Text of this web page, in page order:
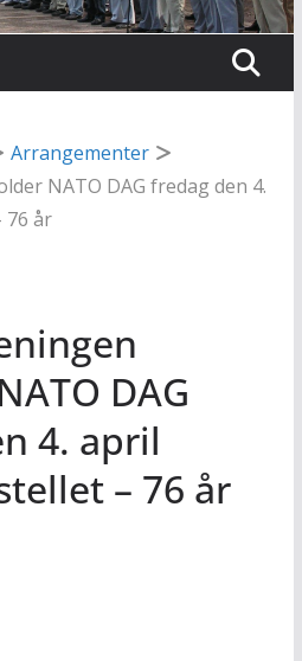
Arrangementer
NATO DAG fredag den 4.
76 år
DAG
4. april
– 76 år